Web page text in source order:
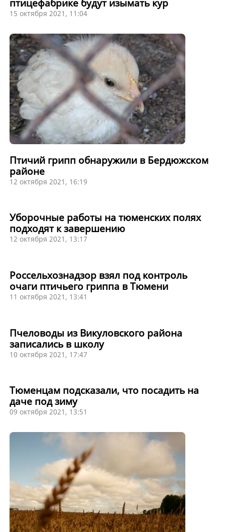
птицефабрике будут изымать кур
15 октября 2021, 11:04
Птичий грипп обнаружили в Бердюжском
районе
12 октября 2021, 16:19
Уборочные работы на тюменских полях
подходят к завершению
12 октября 2021, 13:17
Россельхознадзор взял под контроль
очаги птичьего гриппа в Тюмени
11 октября 2021, 13:41
Пчеловоды из Викуловского района
записались в школу
10 октября 2021, 17:47
Тюменцам подсказали, что посадить на
даче под зиму
09 октября 2021, 13:51